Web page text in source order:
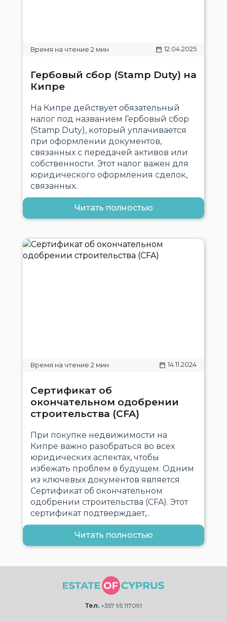
12.04.2025
Гербовый сбор (Stamp Duty) на
Кипре
На Кипре действует обязательный
налог под названием Гербовый сбор
(Stamp Duty), который уплачивается
при оформлении документов,
связанных с передачей активов или
собственности. Этот налог важен для
юридического оформления сделок,
связанных..
Читать полностью
14.11.2024
Сертификат об
окончательном одобрении
строительства (CFA)
При покупке недвижимости на
Кипре важно разобраться во всех
юридических аспектах, чтобы
избежать проблем в будущем. Одним
из ключевых документов является
Сертификат об окончательном
одобрении строительства (CFA). Этот
сертификат подтверждает,..
Читать полностью
Тел. +357 95 117091